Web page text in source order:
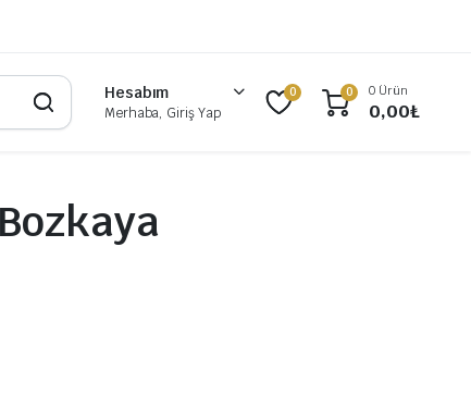
Hesabım
Merhaba, Giriş Yap
0 0 0 Ürün
0,00₺